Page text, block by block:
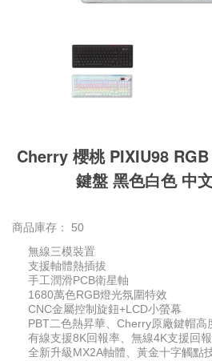
Cherry 櫻桃 PIXIU98
鍵盤 黑色白色 中
商品庫存：
50
無線三模裝置
支援軸體熱插拔
手工潤滑PCB衛星軸
1680萬色RGB燈光氛圍特效
CNC金屬控制旋鈕+LCD小螢幕
PBT二色熱昇華、Cherry原廠鍵帽高
有線支援8K回報率、無線4K支援回
全新升級MX2A軸體、黃金十字觸點